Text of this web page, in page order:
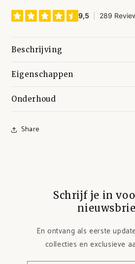
Beschrijving
Eigenschappen
Onderhoud
Share
Schrijf je in
En ontvang als eerste
collecties en exclusieve